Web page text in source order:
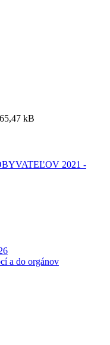
kB
2021 -
a do orgánov